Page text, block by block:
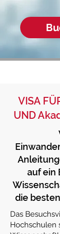
VISA
UND
auf ein
die
Das
Hochschulen